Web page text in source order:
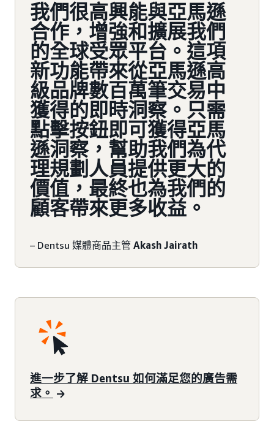
我們很高興能與亞馬遜
合作，增強和擴展我們
的全球受眾平台。這項
新功能帶來從亞馬遜高
級品牌數百萬筆交易中
獲得的即時洞察。只需
點擊按鈕即可獲得亞馬
遜洞察，幫助我們為代
理規劃人員提供更大的
價值，最終也為我們的
顧客帶來更多收益。
– Dentsu 媒體商品主管 Akash Jairath
進一步了解 Dentsu 如何滿足您的廣告需
求。